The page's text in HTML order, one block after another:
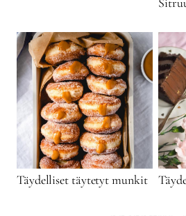
Täydelliset täytetyt munkit